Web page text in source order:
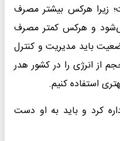
زیرا هرکس بیشتر مصرف
می‌شود و هرکس کمتر مصرف
باید مدیریت و کنترل
از انرژی را در کشور هدر
استفاده کنیم.
کرد و باید به او دست